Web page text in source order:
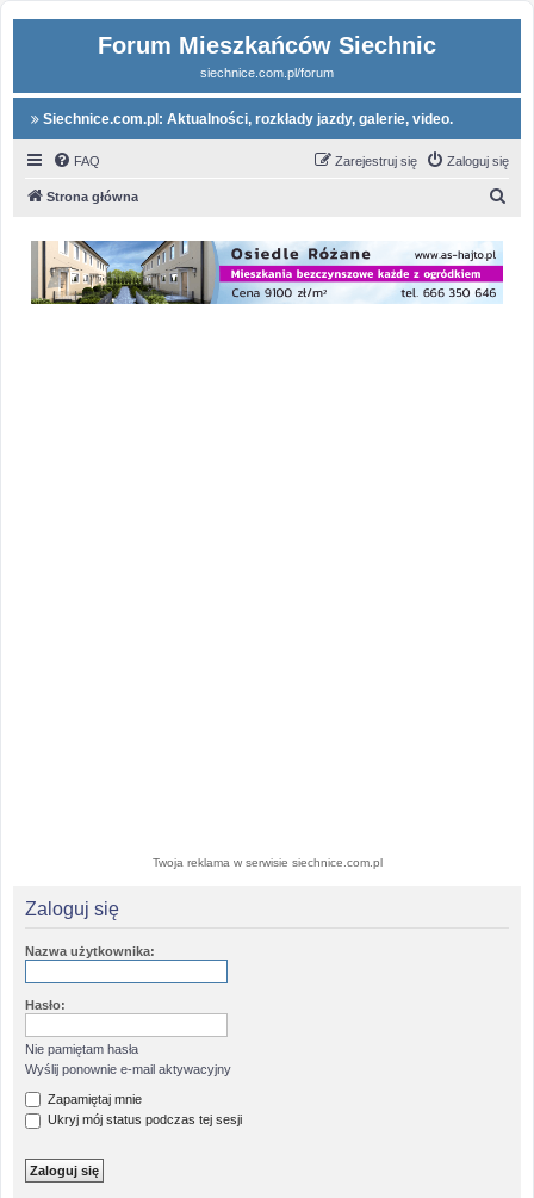
Forum Mieszkańców Siechnic
siechnice.com.pl/forum
Siechnice.com.pl: Aktualności, rozkłady jazdy, galerie, video.
FAQ Zaloguj się
Zarejestruj się
Strona główna
Twoja reklama w serwisie siechnice.com.pl
Zaloguj się
Nazwa użytkownika:
Hasło:
Nie pamiętam hasła
Wyślij ponownie e-mail aktywacyjny
Zapamiętaj mnie
Ukryj mój status podczas tej sesji